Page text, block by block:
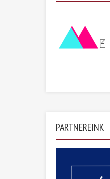
PARTNEREINK